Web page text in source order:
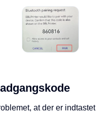
at der er indtastet